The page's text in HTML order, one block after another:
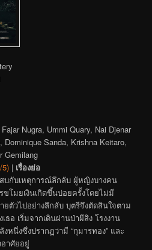
Nugra, Ummi Quary, Nai Djenar
Dominique Sanda, Krishna Keitaro,
Gemilang
5) | เรื่องย่อ
บกับเหตุการณ์ลึกลับ ผู้หญิงบางคน
ขโมยเงินเกิดขึ้นบ่อยครั้งโดยไม่มี
ตัวไปอย่างลึกลับ บุตรีจึงตัดสินใจตาม
ธอ เริ่มจากเดินผ่านป่าผีสิง โรงงาน
หนึ่งซึ่งปรากฏว่ามี “กุมารทอง” และ
าศัยอยู่